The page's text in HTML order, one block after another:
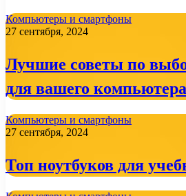
Компьютеры и смартфоны
27 сентября, 2024
Лучшие советы по
для вашего компьютера
Компьютеры и смартфоны
27 сентября, 2024
Топ ноутбуков для